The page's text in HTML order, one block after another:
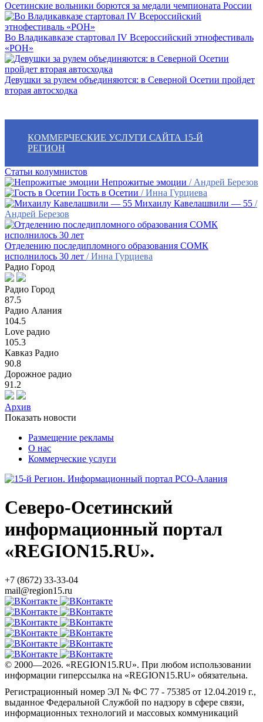
Осетинские вольники борются за медали чемпионата России
Во Владикавказе стартовал IV Всероссийский этнофестиваль
«РОН»
Девушки за рулем объединяются: в Северной Осетии пройдет
вторая автосходка
КОММЕРЧЕСКИЕ УСЛУГИ САЙТА 15-Й
РЕГИОН
Статьи колумнистов
Непрожитые эмоции / Андрей Березов
Гость в Осетии / Инна Гурциева
Михаилу Кавелашвили — 55 /
Андрей Березов
Отделению последипломного образования СОМК
исполнилось 30 лет / Инна Гурциева
Радио Город
Радио Город
87.5
Радио Алания
104.5
Love радио
105.3
Кавказ Радио
90.8
Дорожное радио
91.2
Архив
Показать новости
Размещение рекламы
О нас
Коммерческие услуги
Северо-Осетинский
информационный портал
«REGION15.RU».
+7 (8672) 33-33-04
mail@region15.ru
© 2000—2026. «REGION15.RU». При любом использовании
информации гиперссылка на «REGION15.RU» обязательна.
Регистрационный номер ЭЛ № ФС 77 - 75385 от 12.04.2019 г.,
выданное Федеральной Службой по надзору в сфере связи,
информационных технологий и массовых коммуникаций